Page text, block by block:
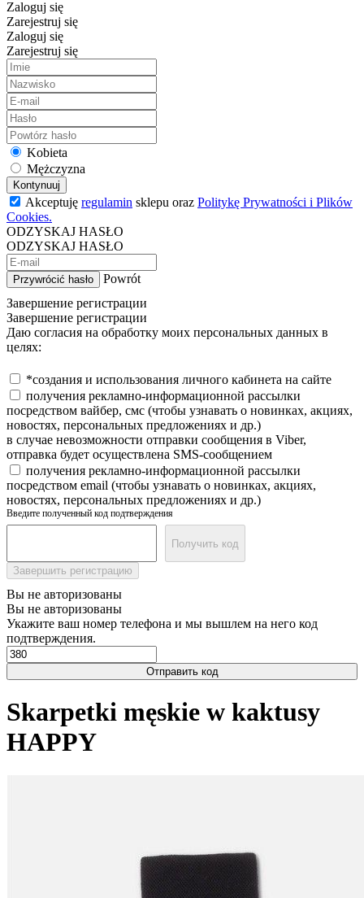
Zaloguj się
Zarejestruj się
Zaloguj się
Zarejestruj się
Kobieta
Mężczyzna
Kontynuuj
Akceptuję regulamin sklepu oraz Politykę Prywatności i Plików
Cookies.
ODZYSKAJ HASŁO
ODZYSKAJ HASŁO
Przywrócić hasło
Powrót
Завершение регистрации
Завершение регистрации
Даю согласия на обработку моих персональных данных в
целях:
*создания и использования личного кабинета на сайте
получения рекламно-информационной рассылки
посредством вайбер, смс (чтобы узнавать о новинках, акциях,
новостях, персональных предложениях и др.)
в случае невозможности отправки сообщения в Viber,
отправка будет осуществлена SMS-сообщением
получения рекламно-информационной рассылки
посредством email (чтобы узнавать о новинках, акциях,
новостях, персональных предложениях и др.)
Введите полученный код подтверждения
Получить код
Завершить регистрацию
Вы не авторизованы
Вы не авторизованы
Укажите ваш номер телефона и мы вышлем на него код
подтверждения.
Отправить код
Skarpetki męskie w kaktusy
HAPPY